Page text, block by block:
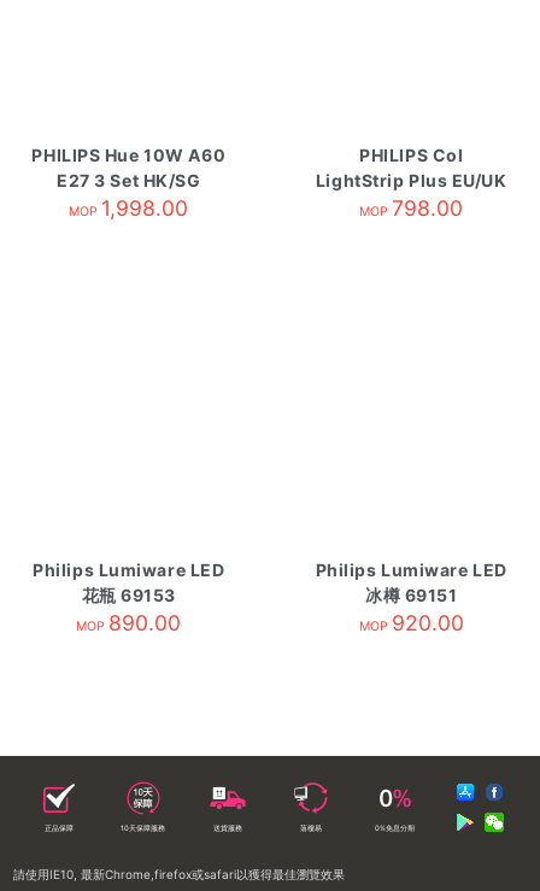
PHILIPS Hue 10W A60
E27 3 Set HK/SG
MOP 1,998.00
PHILIPS Col
LightStrip Plus EU/UK
Base Mixed
MOP 798.00
Philips Lumiware LED
花瓶 69153
MOP 890.00
Philips Lumiware LED
冰樽 69151
MOP 920.00
正品保障 10天保障服務 送貨服務 落樓易 0%免息分期
請使用IE10, 最新Chrome,firefox或safari以獲得最佳瀏覽效果